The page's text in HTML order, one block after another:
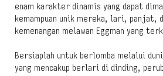
enam karakter dinamis yang dapat
kemampuan unik mereka, lari, panjat,
kemenangan melawan Eggman yang
Bersiaplah untuk berlomba melalui
yang mencakup berlari di dinding,